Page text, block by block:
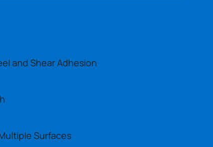
and Shear Adhesion
Surfaces